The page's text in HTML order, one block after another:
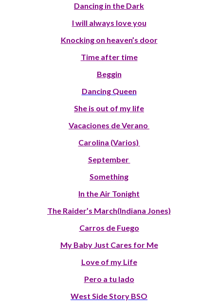
Dancing in the Dark
I will always love you
Knocking on heaven’s door
Time after time
Beggin
Dancing Queen
She is out of my life
Vacaciones de Verano
Carolina (Varios)
September
Something
In the Air Tonight
The Raider’s March(Indiana Jones)
Carros de Fuego
My Baby Just Cares for Me
Love of my Life
Pero a tu lado
West Side Story BSO